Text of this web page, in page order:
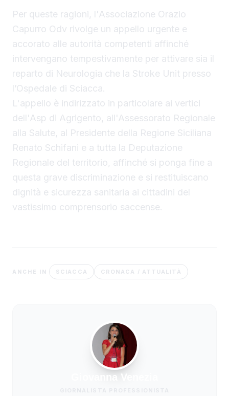
Per queste ragioni, l'Associazione Orazio
Capurro Odv rivolge un appello urgente e
accorato alle autorità competenti affinché
intervengano tempestivamente per attivare sia il
reparto di Neurologia che la Stroke Unit presso
l’Ospedale di Sciacca.
L'appello è indirizzato in particolare ai vertici
dell'Asp di Agrigento, all'Assessorato Regionale
alla Salute, al Presidente della Regione Siciliana
Renato Schifani e a tutta la Deputazione
Regionale del territorio, affinché si ponga fine a
questa grave discriminazione e si restituiscano
dignità e sicurezza sanitaria ai cittadini del
vastissimo comprensorio saccense.
ANCHE IN SCIACCA CRONACA / ATTUALITÀ
Giovanna Venezia